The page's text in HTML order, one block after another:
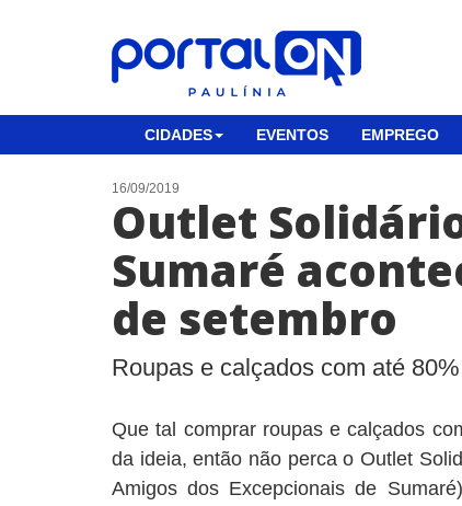
CIDADES EVENTOS EMPREGO
16/09/2019
Outlet
Sumaré
de setembro
Roupas e calçados com até
Que tal comprar roupas e calçados
da ideia, então não perca o Outlet
Amigos dos Excepcionais de